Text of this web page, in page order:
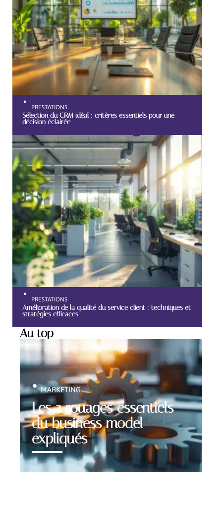
PRESTATIONS
Sélection du CRM idéal : critères essentiels pour une
décision éclairée
PRESTATIONS
Amélioration de la qualité du service client : techniques et
stratégies efficaces
Au top
Les 3 rouages essentiels
du business model
expliqués
MARKETING